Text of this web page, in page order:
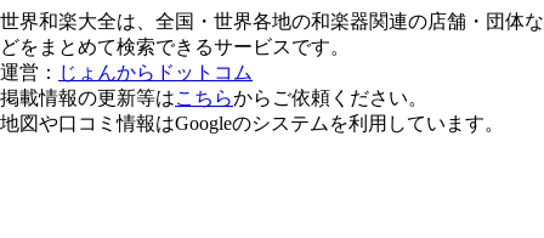
世界和楽大全は、全国・世界各地の和楽器関連の店舗・団体な
どをまとめて検索できるサービスです。
運営： じょんからドットコム
掲載情報の更新等はこちらからご依頼ください。
地図や口コミ情報はGoogleのシステムを利用しています。